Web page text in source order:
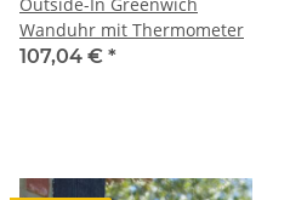
Wanduhr mit Thermometer
107,04 € *